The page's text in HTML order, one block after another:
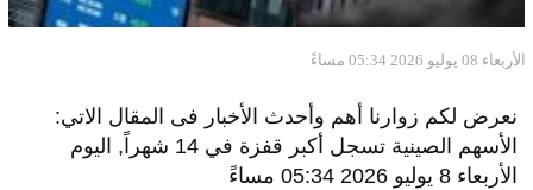
الأربعاء 08 يوليو 2026 05:34 مساءً
نعرض لكم زوارنا أهم وأحدث الأخبار فى المقال الاتي:
الأسهم الصينية تسجل أكبر قفزة في 14 شهراً, اليوم
الأربعاء 8 يوليو 2026 05:34 مساءً